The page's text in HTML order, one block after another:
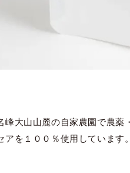
峰大山山麓の自家農園で農薬
アを１００％使用しています